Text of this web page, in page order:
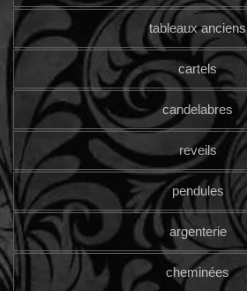
tableaux anciens
cartels
candelabres
reveils
pendules
argenterie
cheminées